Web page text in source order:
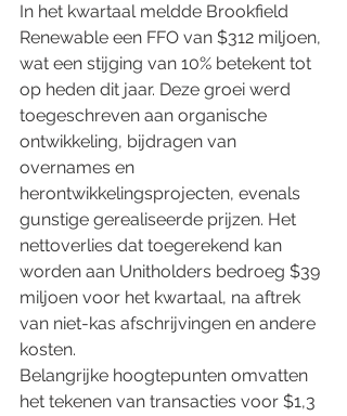
In het kwartaal meldde Brookfield
Renewable een FFO van $312 miljoen,
wat een stijging van 10% betekent tot
op heden dit jaar. Deze groei werd
toegeschreven aan organische
ontwikkeling, bijdragen van
overnames en
herontwikkelingsprojecten, evenals
gunstige gerealiseerde prijzen. Het
nettoverlies dat toegerekend kan
worden aan Unitholders bedroeg $39
miljoen voor het kwartaal, na aftrek
van niet-kas afschrijvingen en andere
kosten.
Belangrijke hoogtepunten omvatten
het tekenen van transacties voor $1,3